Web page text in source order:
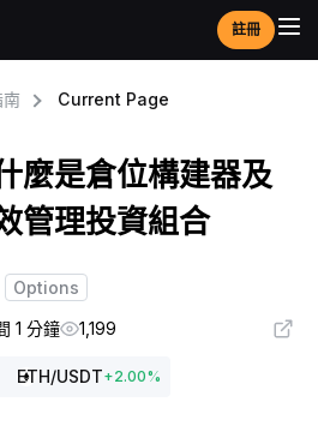
註冊
Current Page
麼是倉位構建器及
管理投資組合
Options
1 分鐘 1,199
ETH/USDT+2.00%